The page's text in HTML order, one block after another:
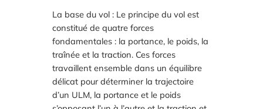
La base du vol : Le principe du vol est
constitué de quatre forces
fondamentales : la portance, le poids, la
traînée et la traction. Ces forces
travaillent ensemble dans un équilibre
délicat pour déterminer la trajectoire
d’un ULM, la portance et le poids